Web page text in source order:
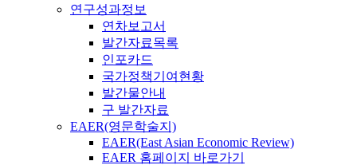
연구성과정보
연차보고서
발간자료목록
인포카드
국가정책기여현황
발간물안내
구 발간자료
EAER(영문학술지)
EAER(East Asian Economic Review)
EAER 홈페이지 바로가기